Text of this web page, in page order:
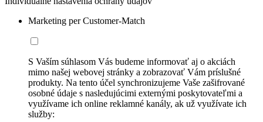
Marketing per Customer-Match
S Vaším súhlasom Vás budeme informovať aj o akciách
mimo našej webovej stránky a zobrazovať Vám príslušné
produkty. Na tento účel synchronizujeme Vaše zašifrované
osobné údaje s nasledujúcimi externými poskytovateľmi a
využívame ich online reklamné kanály, ak už využívate ich
služby: